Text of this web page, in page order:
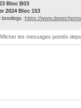
Bloc B03
2024 Bloc 153
bootlegs :https://
les messages postés